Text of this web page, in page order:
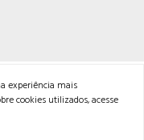
| NETPOSTO
- Londrina/PR - CNPJ:
43 3037.1052
experiência mais
cookies utilizados, acesse